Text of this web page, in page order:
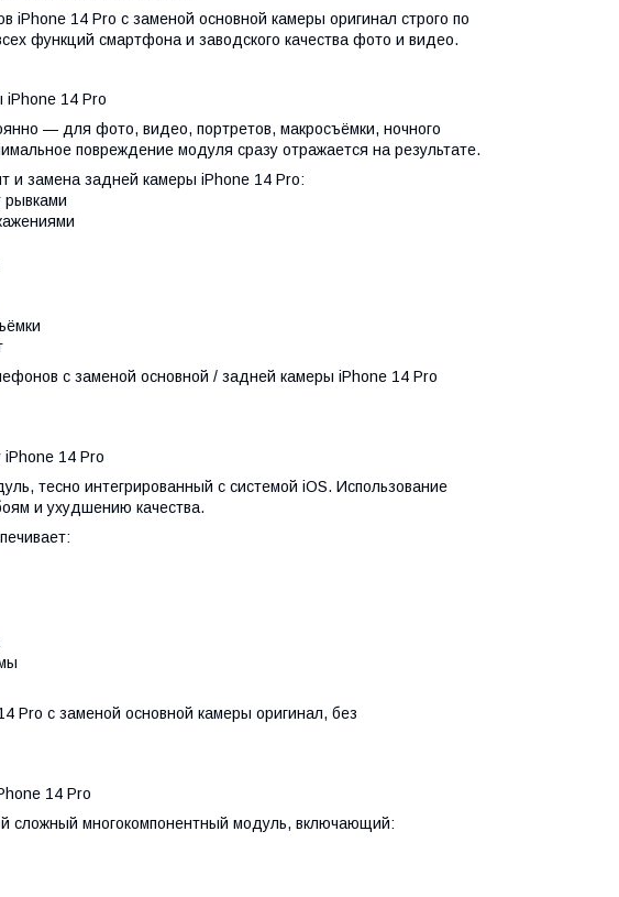
14 Pro с заменой основной камеры оригинал строго по
функций смартфона и заводского качества фото и видео.
iPhone 14 Pro
— для фото, видео, портретов, макросъёмки, ночного
повреждение модуля сразу отражается на результате.
и замена задней камеры iPhone 14 Pro:
с заменой основной / задней камеры iPhone 14 Pro
iPhone 14 Pro
тесно интегрированный с системой iOS. Использование
и ухудшению качества.
Pro с заменой основной камеры оригинал, без
14 Pro
сложный многокомпонентный модуль, включающий: